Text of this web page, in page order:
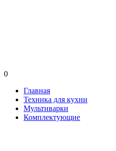
0
Главная
Техника для кухни
Мультиварки
Комплектующие